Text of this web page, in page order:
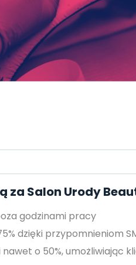
za Salon Urody
godzinami pracy
dzięki przypomnieniom
o 50%, umożliwiając